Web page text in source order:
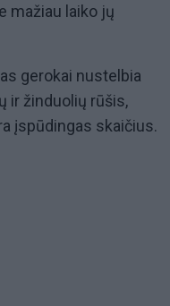
mažiau laiko jų
gerokai nustelbia
ir žinduolių rūšis,
įspūdingas skaičius.